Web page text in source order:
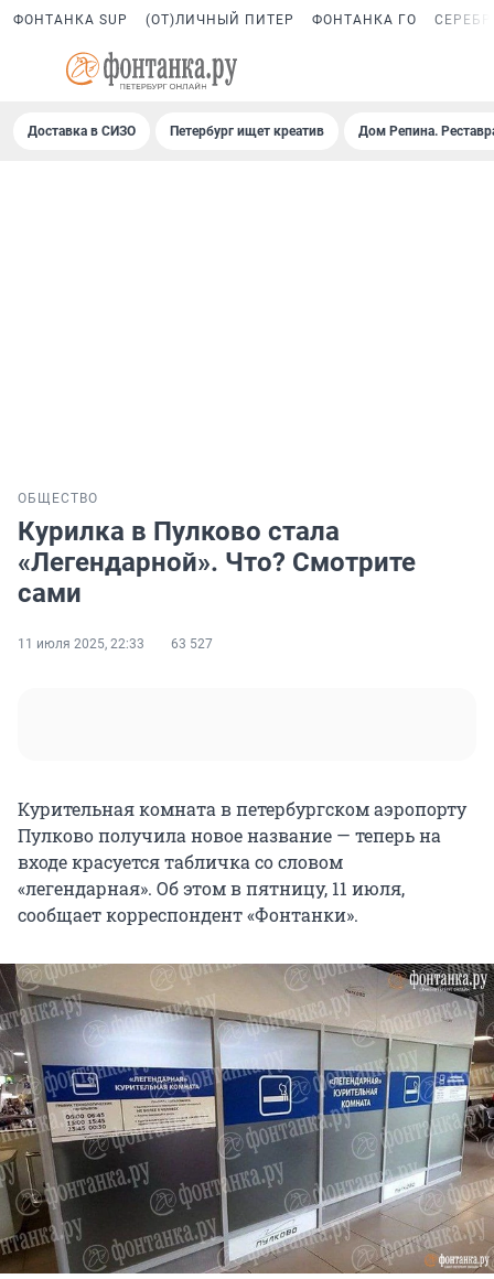
ФОНТАНКА SUP (ОТ)ЛИЧНЫЙ ПИТЕР ФОНТАНКА ГО
Доставка в СИЗО Петербург ищет креатив Дом Репина.
ОБЩЕСТВО
Курилка в Пулково стала
«Легендарной». Что? Смотрите
сами
11 июля 2025, 22:33 63 527
Курительная комната в петербургском аэропорту
Пулково получила новое название — теперь на
входе красуется табличка со словом
«легендарная». Об этом в пятницу, 11 июля,
сообщает корреспондент «Фонтанки».